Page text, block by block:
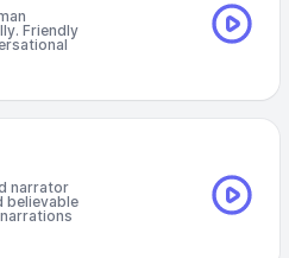
Friendly
narrator
believable